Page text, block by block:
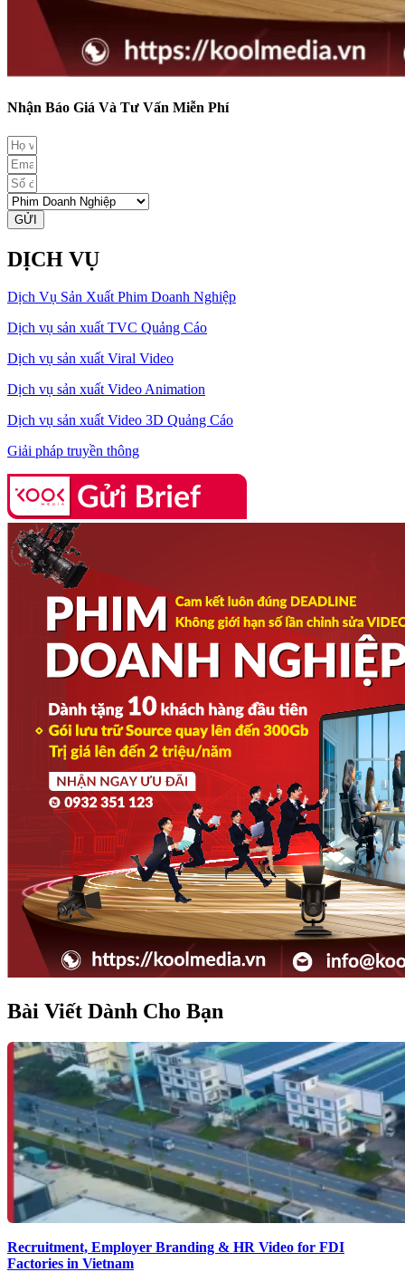
Nhận Báo Giá Và Tư Vấn Miễn Phí
GỬI
DỊCH VỤ
Dịch Vụ Sản Xuất Phim Doanh Nghiệp
Dịch vụ sản xuất TVC Quảng Cáo
Dịch vụ sản xuất Viral Video
Dịch vụ sản xuất Video Animation
Dịch vụ sản xuất Video 3D Quảng Cáo
Giải pháp truyền thông
Bài Viết Dành Cho Bạn
Recruitment, Employer Branding & HR Video for FDI
Factories in Vietnam